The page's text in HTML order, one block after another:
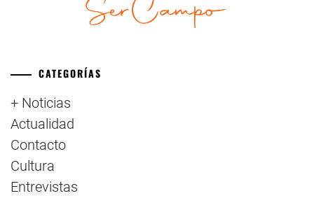
CATEGORÍAS
+ Noticias
Actualidad
Contacto
Cultura
Entrevistas